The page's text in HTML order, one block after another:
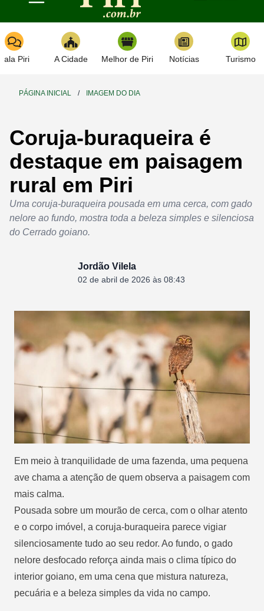
Toggle navigation
Piri A Cidade Melhor de Piri Notícias Turismo
PÁGINA INICIAL / IMAGEM DO DIA
Coruja-buraqueira é
destaque em paisagem
rural em Piri
Uma coruja-buraqueira pousada em uma cerca, com gado
nelore ao fundo, mostra toda a beleza simples e silenciosa
do Cerrado goiano.
Jordão Vilela
02 de abril de 2026 às 08:43
Em meio à tranquilidade de uma fazenda, uma pequena
ave chama a atenção de quem observa a paisagem com
mais calma.
Pousada sobre um mourão de cerca, com o olhar atento
e o corpo imóvel, a coruja-buraqueira parece vigiar
silenciosamente tudo ao seu redor. Ao fundo, o gado
nelore desfocado reforça ainda mais o clima típico do
interior goiano, em uma cena que mistura natureza,
pecuária e a beleza simples da vida no campo.